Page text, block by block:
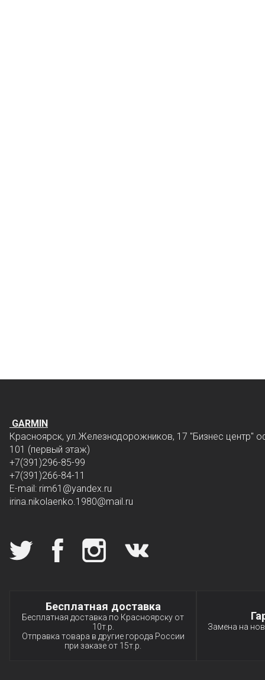
GARMIN
Красноярск, ул.Железнодорожников, 17 "Бизнес центр"
101 (первый этаж)
+7(391)296-85-99
+7(391)266-84-11
E-mail: rim61 @yandex.ru
irina.nikolaenko.1980@mail.ru
Мы в социальных сетях
Специальные условия
Бесплатная доставка
Бесплатная доставка по Красноярску от
10т.р.
Отправка товара в другие города России
при заказе от 15т.р.
Замена на